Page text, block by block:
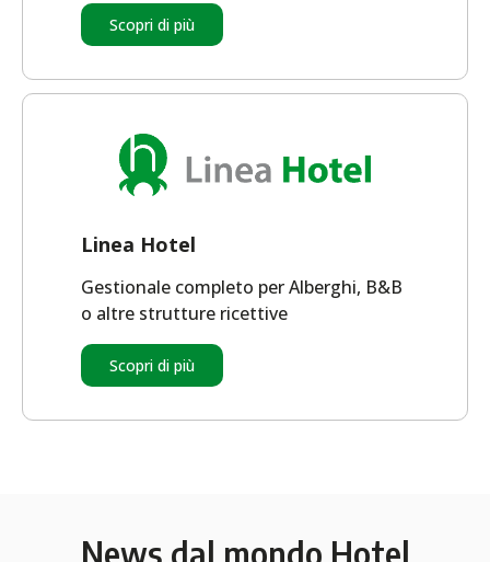
Scopri di più
Linea Hotel
Gestionale completo per Alberghi, B&B
o altre strutture ricettive
Scopri di più
News dal mondo Hotel